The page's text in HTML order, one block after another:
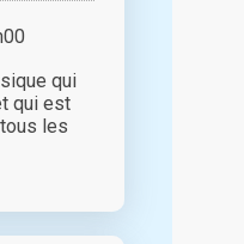
qui
qui est
les